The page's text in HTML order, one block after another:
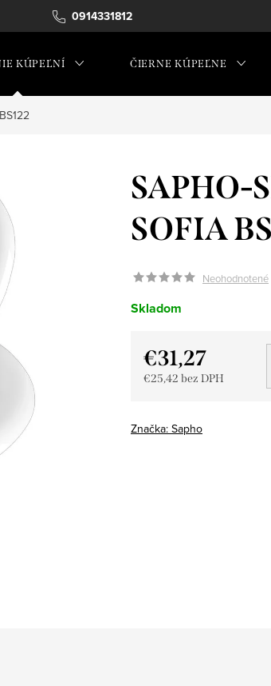
0914331812
KÚPEĽNÍ ČIERNE KÚPEĽNE
SAPHO-
SOFIA
Neohodnotené
Skladom
€31,27
€25,42 bez DPH
Značka: Sapho